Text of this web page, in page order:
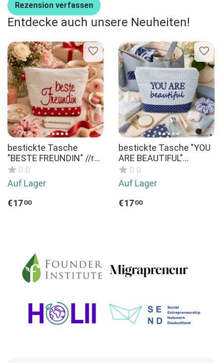
Rezension verfassen
Entdecke auch unsere Neuheiten!
bestickte Tasche
"BESTE FREUNDIN" //rot
- natur//
Kosmetiktasche
Kulturtasche
Schminktasche
0.0
Auf Lager
€1700
bestickte Tasche "YOU
ARE BEAUTIFUL"
//hellblau - marine//
Kosmetiktasche
Kulturtasche
Schminktasche
0.0
Auf Lager
€1700